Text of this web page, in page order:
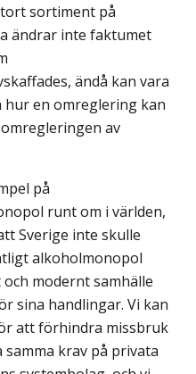
sortiment på
ändrar inte faktumet
ändå kan vara
hur en omreglering kan
av
på
runt om i världen,
Sverige inte skulle
alkoholmonopol
modernt samhälle
sina handlingar. Vi kan
att förhindra missbruk
krav på privata